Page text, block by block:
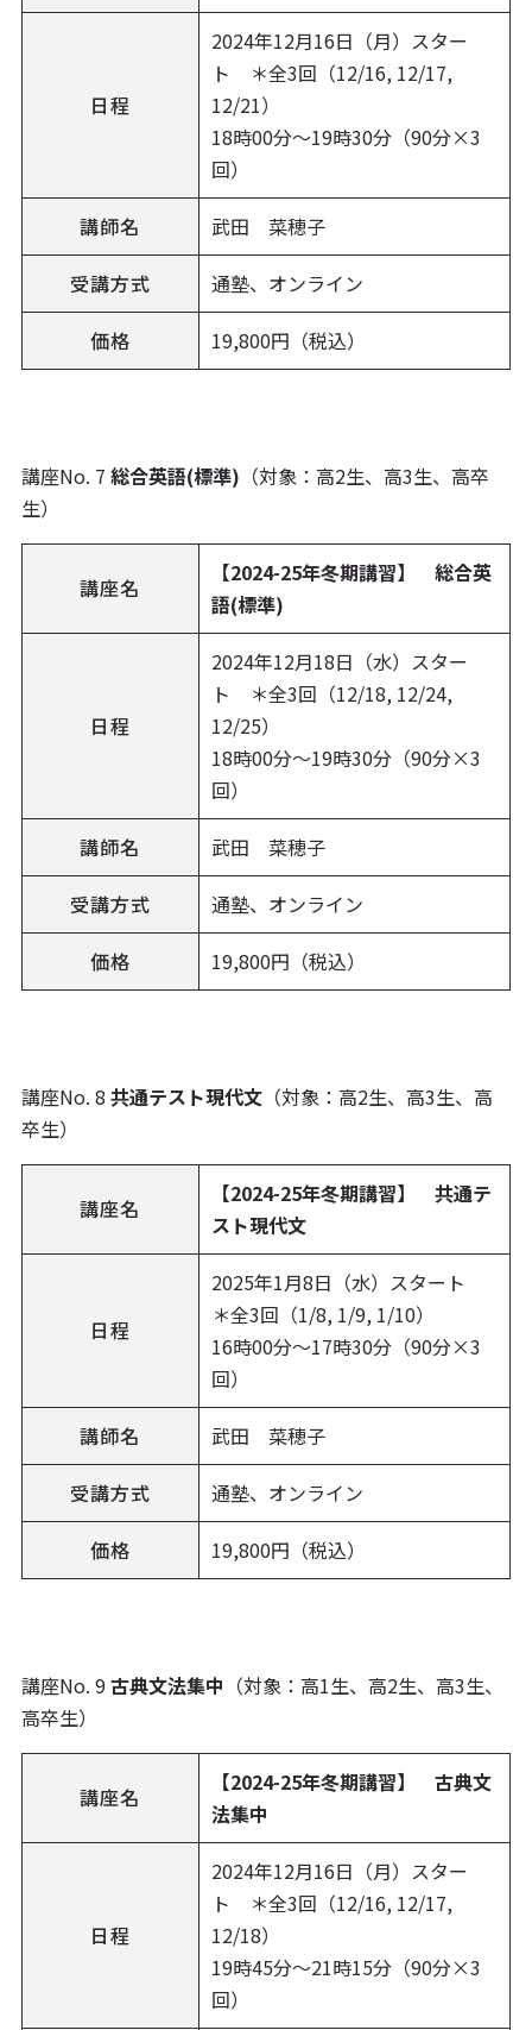
日程
2024年12月16日（月）スター
ト ＊全3回（12/16, 12/17,
12/21）
18時00分〜19時30分（90分×3
回）
講師名
武田 菜穂子
受講方式
通塾、オンライン
価格
19,800円（税込）
講座No. 7 総合英語(標準) （対象：高2生、高3生、高卒
生）
講座名
【2024-25年冬期講習】 総合英
語(標準)
日程
2024年12月18日（水）スター
ト ＊全3回（12/18, 12/24,
12/25）
18時00分〜19時30分（90分×3
回）
講師名
武田 菜穂子
受講方式
通塾、オンライン
価格
19,800円（税込）
講座No. 8 共通テスト現代文（対象：高2生、高3生、高
卒生）
講座名
【2024-25年冬期講習】 共通テ
スト現代文
日程
2025年1月8日（水）スタート
＊全3回（1/8, 1/9, 1/10）
16時00分〜17時30分（90分×3
回）
講師名
武田 菜穂子
受講方式
通塾、オンライン
価格
19,800円（税込）
講座No. 9古典文法集中 （対象：高1生、高2生、高3生、
高卒生）
講座名
【2024-25年冬期講習】 古典文
法集中
日程
2024年12月16日（月）スター
ト ＊全3回（12/16, 12/17,
12/18）
19時45分〜21時15分（90分×3
回）